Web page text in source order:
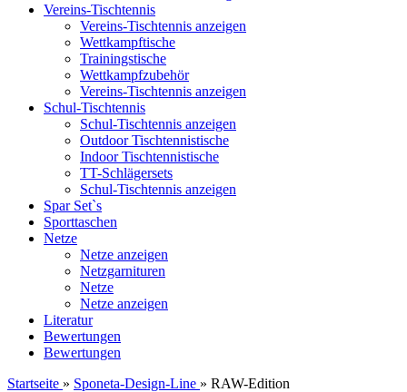
Vereins-Tischtennis
Vereins-Tischtennis anzeigen
Wettkampftische
Trainingstische
Wettkampfzubehör
Vereins-Tischtennis anzeigen
Schul-Tischtennis
Schul-Tischtennis anzeigen
Outdoor Tischtennistische
Indoor Tischtennistische
TT-Schlägersets
Schul-Tischtennis anzeigen
Spar Set`s
Sporttaschen
Netze
Netze anzeigen
Netzgarnituren
Netze
Netze anzeigen
Literatur
Bewertungen
Bewertungen
Startseite » Sponeta-Design-Line » RAW-Edition